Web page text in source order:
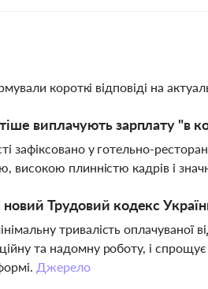
короткі відповіді на
виплачують зарплату "в
зафіксовано у готельно-
високою плинністю кадрів і
новий Трудовий кодекс
тривалість
та надомну роботу, і
Джерело